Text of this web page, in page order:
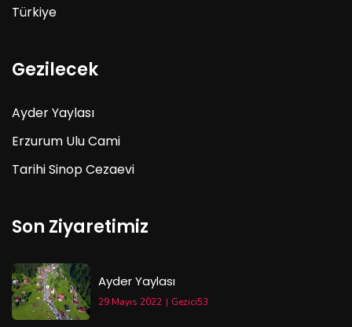
Türkiye
Gezilecek
Ayder Yaylası
Erzurum Ulu Cami
Tarihi Sinop Cezaevi
Son Ziyaretimiz
Ayder Yaylası
29 Mayıs 2022 Gezici53